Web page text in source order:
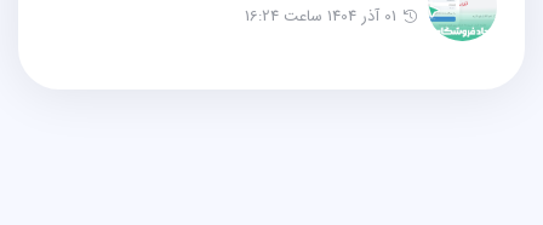
01 آذر 1404 ساعت 16:24